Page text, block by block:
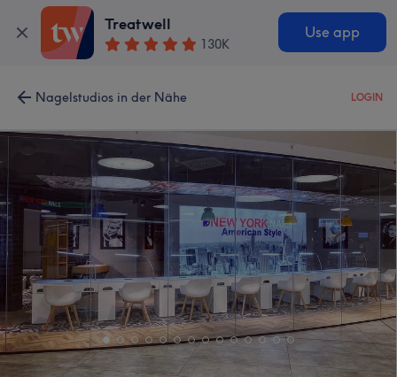
Treatwell
130K
Use app
Nagelstudios in der Nähe LOGIN